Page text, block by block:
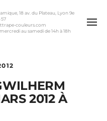
18 av. du Plateau, Lyon 9e
couleurs.com
au samedi de 14h à 18h
2012 À